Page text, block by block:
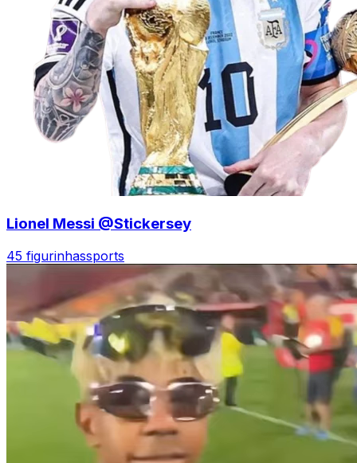
Lionel Messi @Stickersey
45 figurinhassports